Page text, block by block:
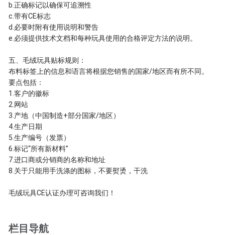
b.正确标记以确保可追溯性
c.带有CE标志
d.必要时附有使用说明和警告
e.必须提供技术文档和每种玩具使用的合格评定方法的说明。
五、毛绒玩具贴标规则：
布料标签上的信息和语言将根据您销售的国家/地区而有所不同。
要点包括：
1.客户的徽标
2.网站
3.产地（中国制造+部分国家/地区）
4.生产日期
5.生产编号（发票）
6.标记“所有新材料”
7.进口商或分销商的名称和地址
8.关于只能用手洗涤的图标，不要熨烫，干洗
毛绒玩具CE认证办理可咨询我们！
栏目导航